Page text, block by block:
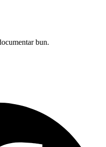
bun.